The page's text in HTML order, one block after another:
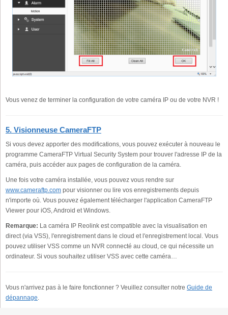
Vous venez de terminer la configuration de votre caméra IP ou de votre NVR !
5. Visionneuse CameraFTP
Si vous devez apporter des modifications, vous pouvez exécuter à nouveau le
programme CameraFTP Virtual Security System pour trouver l'adresse IP de la
caméra, puis accéder aux pages de configuration de la caméra.
Une fois votre caméra installée, vous pouvez vous rendre sur
www.cameraftp.com pour visionner ou lire vos enregistrements depuis
n'importe où. Vous pouvez également télécharger l'application CameraFTP
Viewer pour iOS, Android et Windows.
Remarque: La caméra IP Reolink est compatible avec la visualisation en
direct (via VSS), l'enregistrement dans le cloud et l'enregistrement local. Vous
pouvez utiliser VSS comme un NVR connecté au cloud, ce qui nécessite un
ordinateur. Si vous souhaitez utiliser VSS avec cette caméra…
Vous n'arrivez pas à le faire fonctionner ? Veuillez consulter notre Guide de
dépannage.